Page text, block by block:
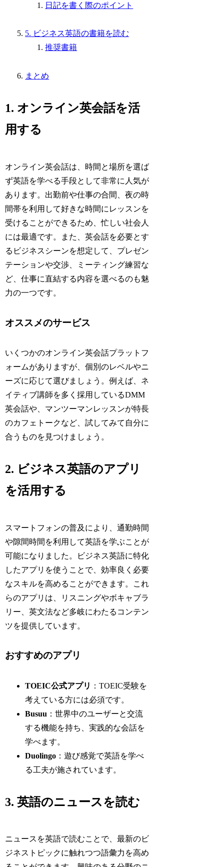
日記を書く際のポイント
5. ビジネス英語の書籍を読む
推奨書籍
まとめ
1. オンライン英会話を活
用する
オンライン英会話は、時間と場所を選ば
ず英語を学べる手段として非常に人気が
あります。出勤前や仕事の合間、夜の時
間帯を利用して好きな時間にレッスンを
受けることができるため、忙しい社会人
には最適です。また、英会話を必要とす
るビジネスシーンを想定して、プレゼン
テーションや交渉、ミーティング練習な
ど、仕事に直結する内容を選べるのも魅
力の一つです。
オススメのサービス
いくつかのオンライン英会話プラットフ
ォームがありますが、個別のレベルやニ
ーズに応じて選びましょう。例えば、ネ
イティブ講師を多く採用しているDMM
英会話や、マンツーマンレッスンが特長
のカフェトークなど、試してみて自分に
合うものを見つけましょう。
2. ビジネス英語のアプリ
を活用する
スマートフォンの普及により、通勤時間
や隙間時間を利用して英語を学ぶことが
可能になりました。ビジネス英語に特化
したアプリを使うことで、効率良く必要
なスキルを高めることができます。これ
らのアプリは、リスニングやボキャブラ
リー、英文法など多岐にわたるコンテン
ツを提供しています。
おすすめのアプリ
TOEIC公式アプリ ：TOEIC受験を
考えている方には必須です。
Busuu ：世界中のユーザーと交流
する機能を持ち、実践的な会話を
学べます。
Duolingo ：遊び感覚で英語を学べ
る工夫が施されています。
3. 英語のニュースを読む
ニュースを英語で読むことで、最新のビ
ジネストピックに触れつつ語彙力を高め